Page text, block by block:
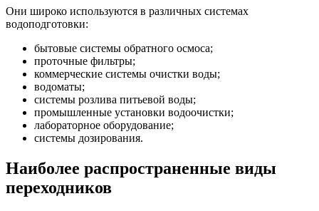
Они широко используются в различных системах
водоподготовки:
бытовые системы обратного осмоса;
проточные фильтры;
коммерческие системы очистки воды;
водоматы;
системы розлива питьевой воды;
промышленные установки водоочистки;
лабораторное оборудование;
системы дозирования.
Наиболее распространенные виды
переходников